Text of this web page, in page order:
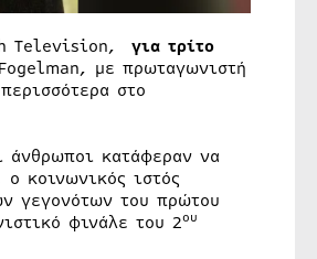
Television,
για τρίτο
με πρωταγωνιστή
στο
άνθρωποι κατάφεραν να
κοινωνικός ιστός
γεγονότων του πρώτου
φινάλε του 2ου